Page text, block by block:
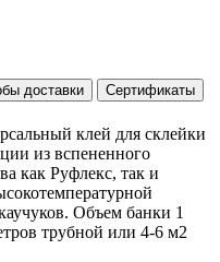
доставки
Сертификаты
клей для склейки
из вспененного
как Руфлекс, так и
Объем банки 1
трубной или 4-6 м2